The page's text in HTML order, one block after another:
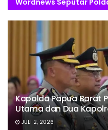
Kapolda Papua Barat
Utama dan Dua
JULI 2, 2026